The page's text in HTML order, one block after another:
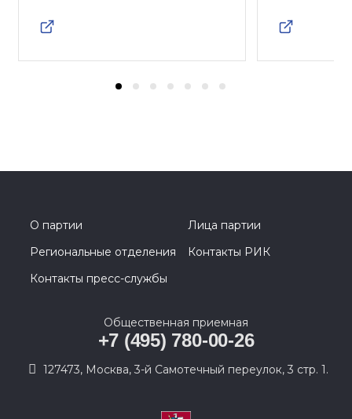
О партии
Лица партии
Региональные отделения
Контакты РИК
Контакты пресс-службы
Общественная приемная
+7 (495) 780-00-26
127473, Москва, 3-й Самотечный переулок, 3 стр. 1.